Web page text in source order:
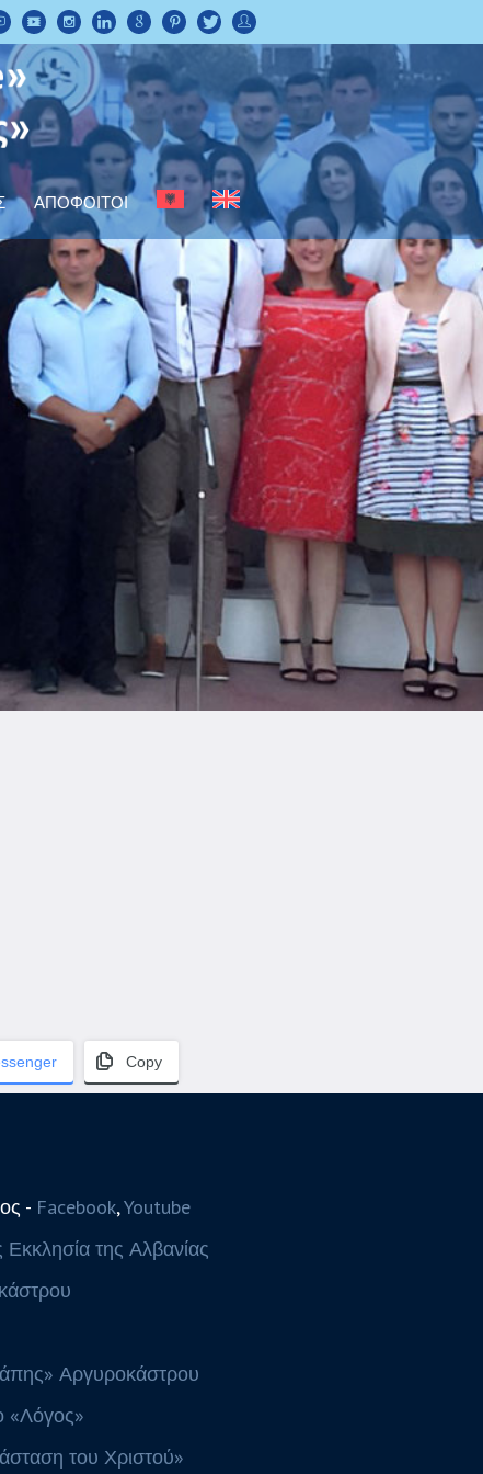
ΑΠΟΦΟΙΤΟΙ
Copy
- Facebook,Youtube
της Αλβανίας
Αργυροκάστρου
«Λόγος»
του Χριστού»